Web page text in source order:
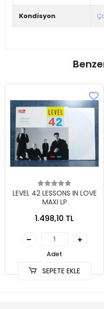
Kondisyon
LEVEL 42 LESSONS IN LOVE
MAXI LP
1.498,10 TL
Adet
SEPETE EKLE